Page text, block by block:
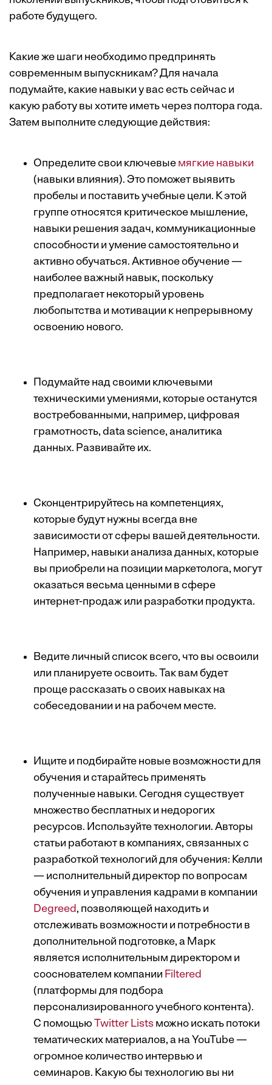
работе будущего.
Какие же шаги необходимо предпринять
современным выпускникам? Для начала
подумайте, какие навыки у вас есть сейчас и
какую работу вы хотите иметь через полтора года.
Затем выполните следующие действия:
Определите свои ключевые мягкие навыки
(навыки влияния). Это поможет выявить
пробелы и поставить учебные цели. К этой
группе относятся критическое мышление,
навыки решения задач, коммуникационные
способности и умение самостоятельно и
активно обучаться. Активное обучение —
наиболее важный навык, поскольку
предполагает некоторый уровень
любопытства и мотивации к непрерывному
освоению нового.
Подумайте над своими ключевыми
техническими умениями, которые останутся
востребованными, например, цифровая
грамотность, data science, аналитика
данных. Развивайте их.
Сконцентрируйтесь на компетенциях,
которые будут нужны всегда вне
зависимости от сферы вашей деятельности.
Например, навыки анализа данных, которые
вы приобрели на позиции маркетолога, могут
оказаться весьма ценными в сфере
интернет-продаж или разработки продукта.
Ведите личный список всего, что вы освоили
или планируете освоить. Так вам будет
проще рассказать о своих навыках на
собеседовании и на рабочем месте.
Ищите и подбирайте новые возможности для
обучения и старайтесь применять
полученные навыки. Сегодня существует
множество бесплатных и недорогих
ресурсов. Используйте технологии. Авторы
статьи работают в компаниях, связанных с
разработкой технологий для обучения: Келли
— исполнительный директор по вопросам
обучения и управления кадрами в компании
Degreed, позволяющей находить и
отслеживать возможности и потребности в
дополнительной подготовке, а Марк
является исполнительным директором и
сооснователем компании Filtered
(платформы для подбора
персонализированного учебного контента).
С помощьюTwitter Lists можно искать потоки
тематических материалов, а на YouTube —
огромное количество интервью и
семинаров. Какую бы технологию вы ни